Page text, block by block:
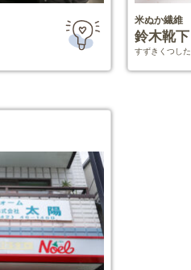
米ぬか繊維
鈴木靴下
すずきくつした